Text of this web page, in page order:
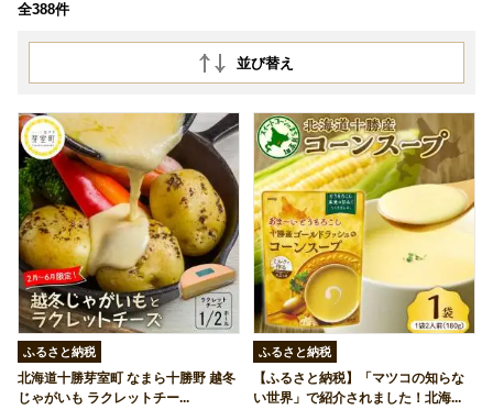
全388件
並び替え
ふるさと納税
北海道十勝芽室町 なまら十勝野 越冬
じゃがいも ラクレットチー...
ふるさと納税
【ふるさと納税】「マツコの知らな
い世界」で紹介されました！北海...